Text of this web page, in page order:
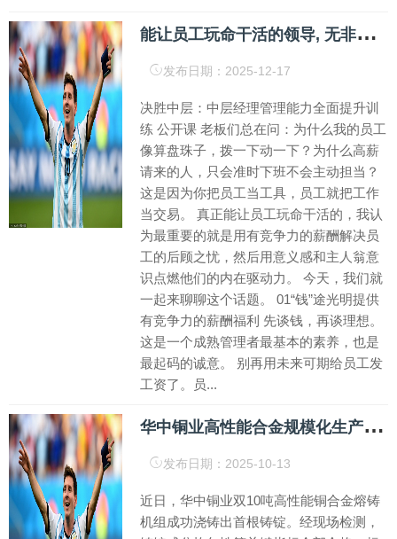
能
让员工玩命干活的领导, 无非是抓住了这2点
发布日期：2025-12-17
决胜中层：中层经理管理能力全面提升训
练 公开课 老板们总在问：为什么我的员工
像算盘珠子，拨一下动一下？为什么高薪
请来的人，只会准时下班不会主动担当？
这是因为你把员工当工具，员工就把工作
当交易。 真正能让员工玩命干活的，我认
为最重要的就是用有竞争力的薪酬解决员
工的后顾之忧，然后用意义感和主人翁意
识点燃他们的内在驱动力。 今天，我们就
一起来聊聊这个话题。 01“钱”途光明提供
有竞争力的薪酬福利 先谈钱，再谈理想。
这是一个成熟管理者最基本的素养，也是
最起码的诚意。 别再用未来可期给员工发
工资了。员...
华
中铜业高性能合金规模化生产取得新突破！
发布日期：2025-10-13
近日，华中铜业双10吨高性能铜合金熔铸
机组成功浇铸出首根铸锭。经现场检测，